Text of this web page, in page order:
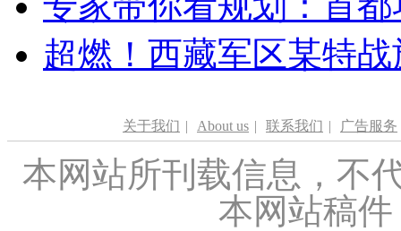
超燃！西藏军区某特
关于我们 | About us | 联系我们 | 广告服务
本网站所刊载信息，不
本网站稿